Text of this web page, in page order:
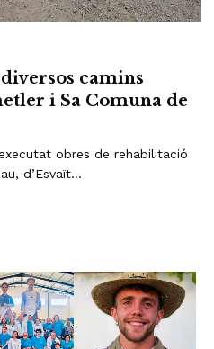
camins
i Sa Comuna de
obres de rehabilitació
d’Esvaït…